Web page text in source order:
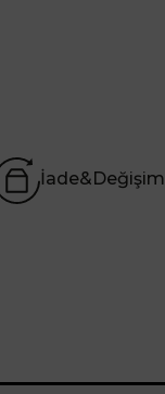
İade&Değişim